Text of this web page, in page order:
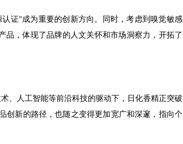
证”成为重要的创新方向。同时，考虑到嗅觉敏感
品，体现了品牌的人文关怀和市场洞察力，开拓了
、人工智能等前沿科技的驱动下，日化香精正突破
创新的路径，也随之变得更加宽广和深邃，指向个